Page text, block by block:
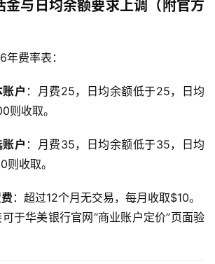
金与日均余额要求上调（附官方
费率表：
户 ：月费25，日均余额低于25，日均
则收取。
户 ：月费35，日均余额低于35，日均
则收取。
：超过12个月无交易，每月收取$10。
于华美银行官网“商业账户定价”页面验